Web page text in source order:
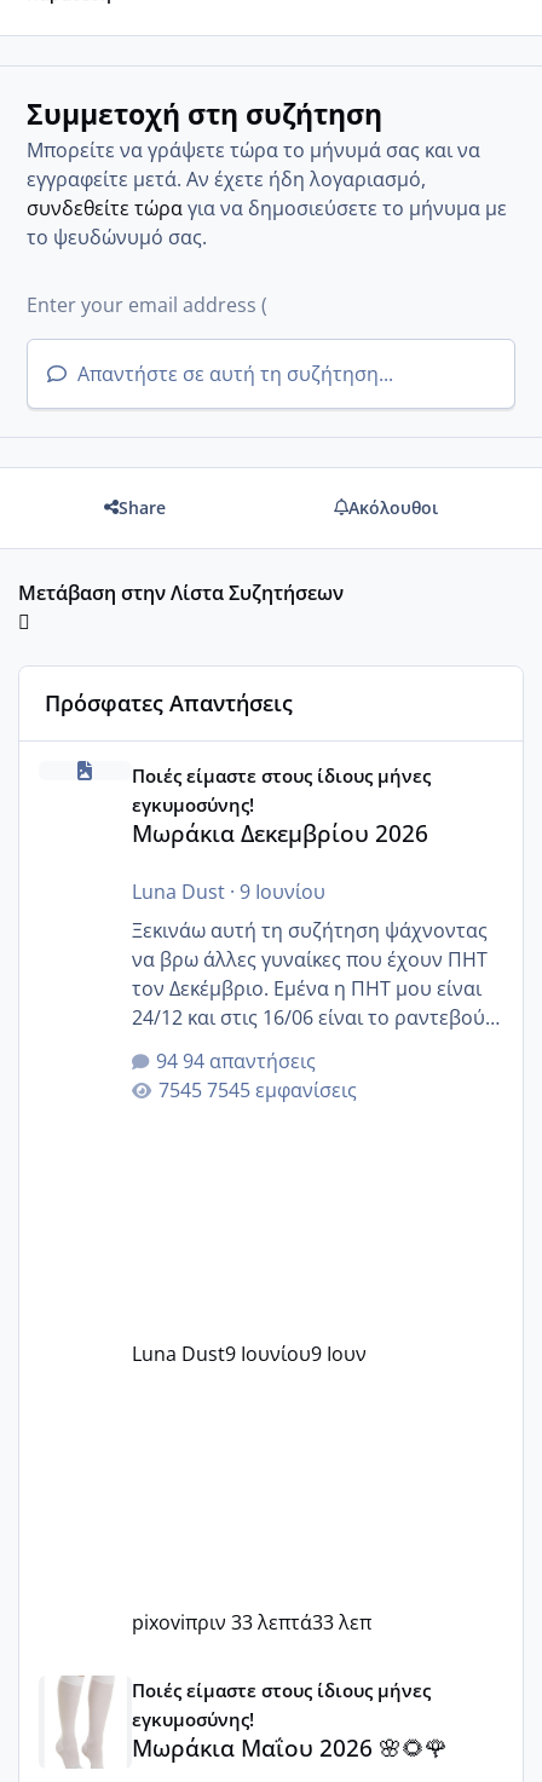
Συμμετοχή στη συζήτηση
Μπορείτε να γράψετε τώρα το μήνυμά σας και να
εγγραφείτε μετά. Αν έχετε ήδη λογαριασμό,
συνδεθείτε τώραγια να δημοσιεύσετε το μήνυμα με
το ψευδώνυμό σας.
Απαντήστε σε αυτή τη συζήτηση...
Share Ακόλουθοι
Μετάβαση στην Λίστα Συζητήσεων
Πρόσφατες Απαντήσεις
Μωράκια Δεκεμβρίου 2026
Ποιές είμαστε στους ίδιους μήνες
εγκυμοσύνης!
Μωράκια Δεκεμβρίου 2026
Luna Dust· 9 Ιουνίου
Ξεκινάω αυτή τη συζήτηση ψάχνοντας
να βρω άλλες γυναίκες που έχουν ΠΗΤ
τον Δεκέμβριο. Εμένα η ΠΗΤ μου είναι
24/12 και στις 16/06 είναι το ραντεβού
της αυχενικής διαφάνειας. Έχω αρκετό
άγχος και οι μέρες δεν φαίνεται να
περνάνε με τίποτα.
94 απαντήσεις
7545 εμφανίσεις
Luna Dust9 Ιουνίου9 Ιουν
pixoviπριν 33 λεπτά33 λεπ
Μωράκια Μαΐου 2026 🌸🌻🌹
Ποιές είμαστε στους ίδιους μήνες
εγκυμοσύνης!
Μωράκια Μαΐου 2026 🌸🌻🌹